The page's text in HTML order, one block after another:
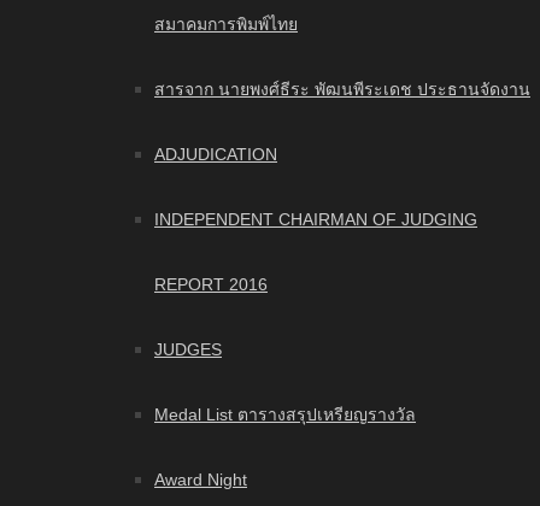
สมาคมการพิมพ์ไทย
สารจาก นายพงศ์ธีระ พัฒนพีระเดช ประธานจัดงาน
ADJUDICATION
INDEPENDENT CHAIRMAN OF JUDGING
REPORT 2016
JUDGES
Medal List ตารางสรุปเหรียญรางวัล
Award Night